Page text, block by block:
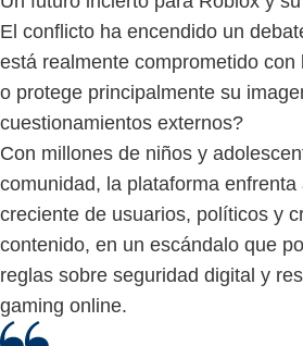
El conflicto ha encendido un
está realmente comprometido con
o protege principalmente su
cuestionamientos externos?
Con millones de niños y
comunidad, la plataforma
creciente de usuarios, políticos y
contenido, en un escándalo que
reglas sobre seguridad digital y
gaming online.